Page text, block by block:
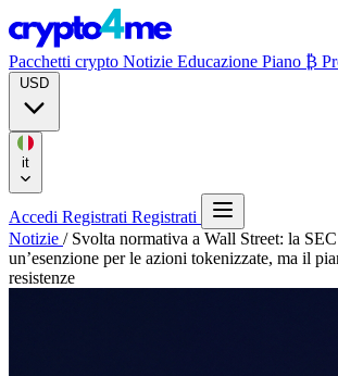
Pacchetti crypto Notizie Educazione Piano ₿
Accedi Registrati Registrati
Notizie / Svolta normativa a Wall Street: la
un’esenzione per le azioni tokenizzate, ma il
resistenze